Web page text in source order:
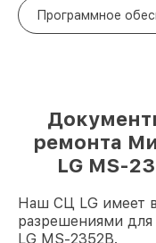
Программное
ремонта
LG MS-
Наш СЦ LG имеет
разрешениями
LG MS-2352B.